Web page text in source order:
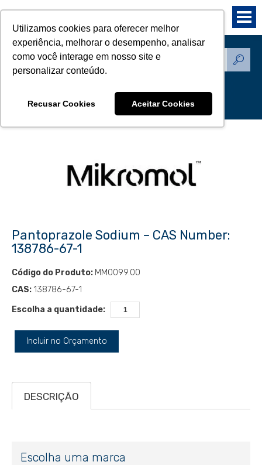
Utilizamos cookies para oferecer melhor
experiência, melhorar o desempenho, analisar
como você interage em nosso site e
personalizar conteúdo.
Recusar Cookies Aceitar Cookies
Produtos - Padrões de
Pantoprazole Sodium – CAS Number:
138786-67-1
Código do Produto: MM0099.00
CAS: 138786-67-1
Escolha a quantidade:
Incluir no Orçamento
DESCRIÇÃO
Escolha uma marca